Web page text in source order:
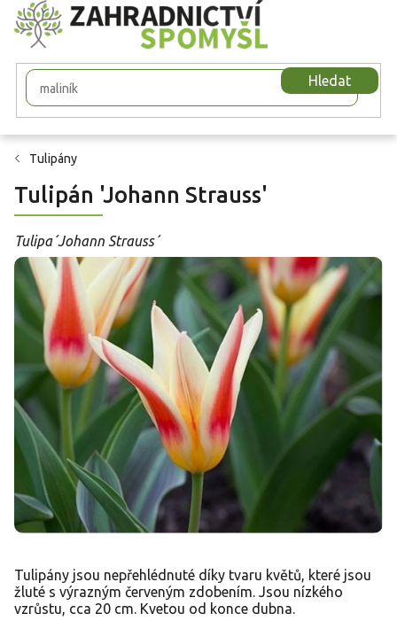
Přejít
na
obsah
Hledat
Tulipány
Tulipán 'Johann Strauss'
Tulipa´Johann Strauss´
Tulipány jsou nepřehlédnuté díky tvaru květů, které jsou
žluté s výrazným červeným zdobením. Jsou nízkého
vzrůstu, cca 20 cm. Kvetou od konce dubna.